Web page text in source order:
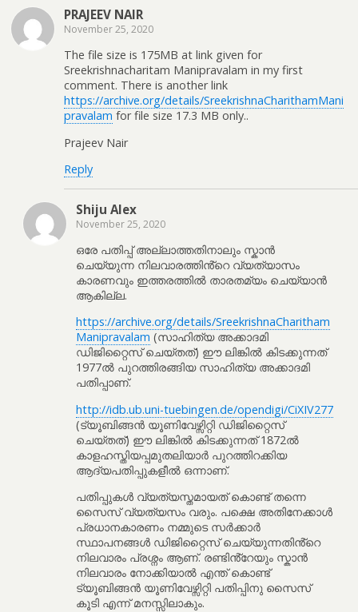
PRAJEEV NAIR
November 25, 2020
The file size is 175MB at link given for
Sreekrishnacharitam Manipravalam in my first
comment. There is another link
https://archive.org/details/SreekrishnaCharithamMani
pravalam for file size 17.3 MB only..
Prajeev Nair
Reply
Shiju Alex
November 25, 2020
ഒരേ പതിപ്പ് അല്ലാത്തതിനാലും സ്കാൻ
ചെയ്യുന്ന നിലവാരത്തിൻ്റെ വ്യത്യാസം
കാരണവും ഇത്തരത്തിൽ താരതമ്യം ചെയ്യാൻ
ആകില്ല.
https://archive.org/details/SreekrishnaCharitham
Manipravalam (സാഹിത്യ അക്കാദമി
ഡിജിറ്റൈസ് ചെയ്തത്) ഈ ലിങ്കിൽ കിടക്കുന്നത്
1977ൽ പുറത്തിരങ്ങിയ സാഹിത്യ അക്കാദമി
പതിപ്പാണ്.
http://idb.ub.uni-tuebingen.de/opendigi/CiXIV277
(ട്യൂബിങ്ങൻ യൂണിവേഴ്സിറ്റി ഡിജിറ്റൈസ്
ചെയ്തത്) ഈ ലിങ്കിൽ കിടക്കുന്നത് 1872ൽ
കാളഹസ്തിയപ്പമുതലിയാർ പുറത്തിറക്കിയ
ആദ്യപതിപ്പുകളീൽ ഒന്നാണ്.
പതിപ്പുകൾ വ്യത്യസ്തമായത് കൊണ്ട് തന്നെ
സൈസ് വ്യത്യസം വരും. പക്ഷെ അതിനേക്കാൾ
പ്രധാനകാരണം നമ്മുടെ സർക്കാർ
സ്ഥാപനങ്ങൾ ഡിജിറ്റൈസ് ചെയ്യുന്നതിൻ്റെ
നിലവാരം പ്രശ്നം ആണ്. രണ്ടിൻ്റേയും സ്കാൻ
നിലവാരം നോക്കിയാൽ എന്ത് കൊണ്ട്
ട്യൂബിങ്ങൻ യൂണിവേഴ്സിറ്റി പതിപ്പിനു സൈസ്
കൂടി എന്ന് മനസ്സിലാകും.